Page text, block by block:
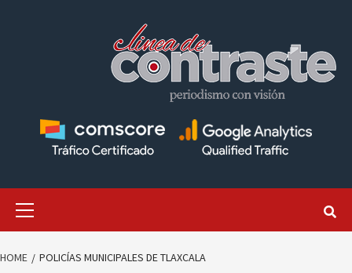
HOME POLICÍAS MUNICIPALES DE TLAXCALA